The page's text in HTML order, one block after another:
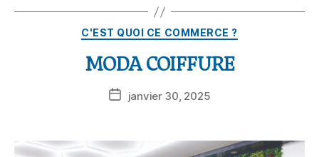
C'EST QUOI CE COMMERCE ?
MODA COIFFURE
janvier 30, 2025